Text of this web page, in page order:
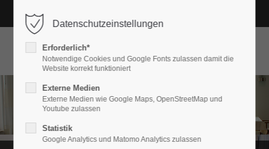
02382-2929
Datenschutzeinstellungen
Erforderlich*
Notwendige Cookies und Google Fonts zulassen damit die
Website korrekt funktioniert
Externe Medien
Externe Medien wie Google Maps, OpenStreetMap und
Youtube zulassen
Statistik
Google Analytics und Matomo Analytics zulassen